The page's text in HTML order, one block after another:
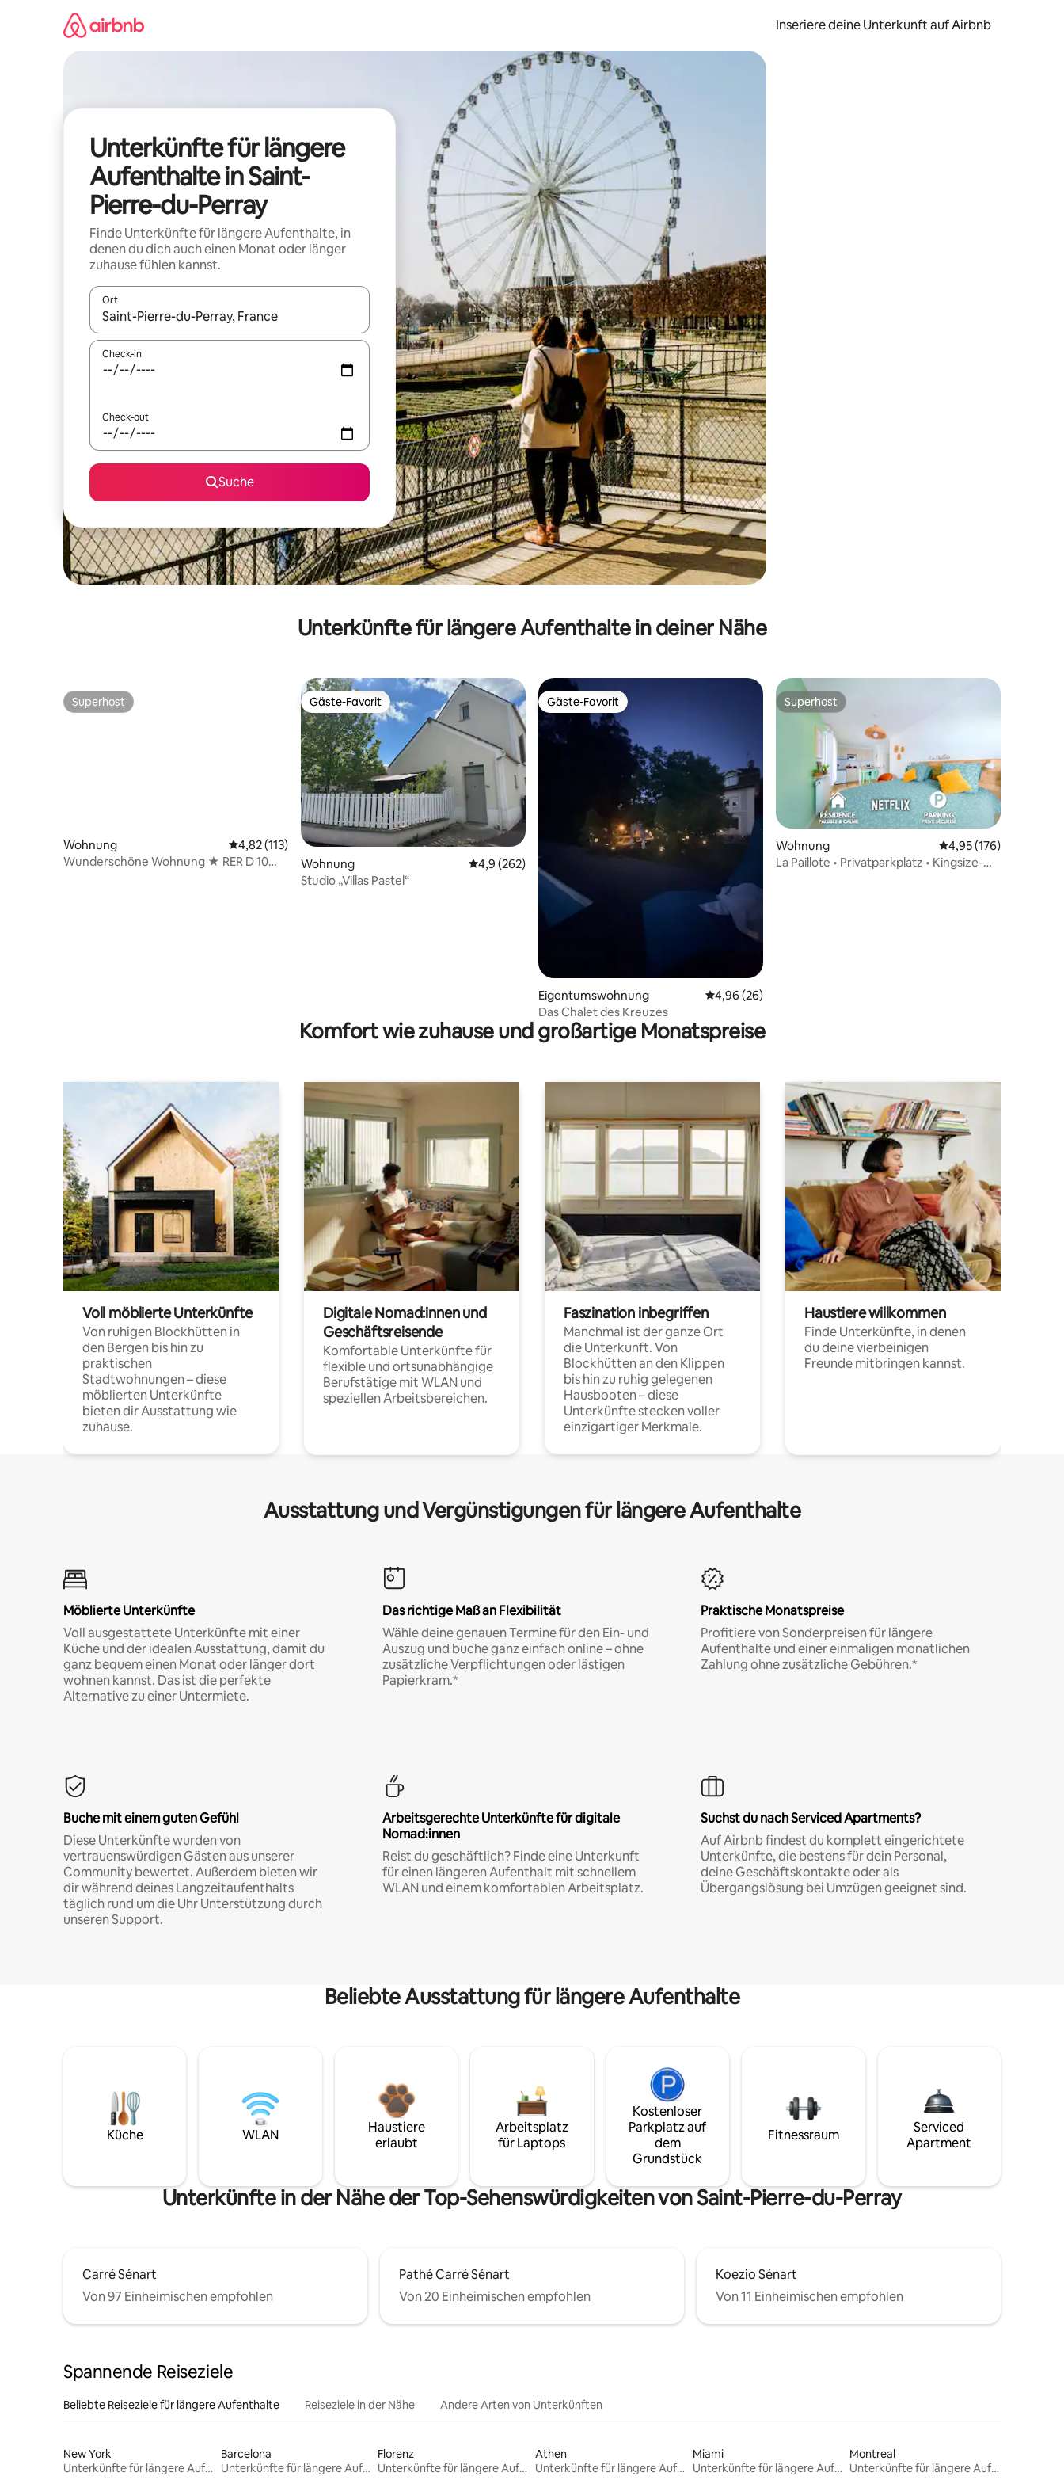
Inseriere deine Unterkunft auf Airbnb
Unterkünfte für längere
Aufenthalte in Saint-
Pierre-du-Perray
Finde Unterkünfte für längere Aufenthalte, in
denen du dich auch einen Monat oder länger
zuhause fühlen kannst.
Ort
Wenn Ergebnisse verfügbar sind, navigiere mit den Pfeiltasten nach oben und unten oder erkunde die Ergebnisse durch Berühren oder Wischgesten.
Check-in
Check-out
Suche
Unterkünfte für längere Aufenthalte in deiner Nähe
Superhost
Superhost
Wohnung Durchschnittliche Bewertung: 4,82 von 5, 113 Bewertungen
4,82 (113)
Wunderschöne Wohnung ★ RER D 10
Gäste-Favorit
Gäste-Favorit
Wohnung Durchschnittliche Bewertung: 4,9 von 5, 262 Bewertungen
4,9 (262)
Studio „Villas Pastel“
Gäste-Favorit
Gäste-Favorit
Eigentumswohnung Durchschnittliche Bewertung: 4,96 von 5, 26 Bewertungen
4,96 (26)
Das Chalet des Kreuzes
Superhost
Superhost
Wohnung Durchschnittliche
4,95 (176)
La Paillote • Privatparkplatz • Kingsize-
Komfort wie zuhause und großartige Monatspreise
Voll möblierte Unterkünfte
Von ruhigen Blockhütten in
den Bergen bis hin zu
praktischen
Stadtwohnungen – diese
möblierten Unterkünfte
bieten dir Ausstattung wie
zuhause.
Digitale Nomad:innen und
Geschäftsreisende
Komfortable Unterkünfte für
flexible und ortsunabhängige
Berufstätige mit WLAN und
speziellen Arbeitsbereichen.
Faszination inbegriffen
Manchmal ist der ganze Ort
die Unterkunft. Von
Blockhütten an den Klippen
bis hin zu ruhig gelegenen
Hausbooten – diese
Unterkünfte stecken voller
einzigartiger Merkmale.
Haustiere willkommen
Finde Unterkünfte, in denen
du deine vierbeinigen
Freunde mitbringen kannst.
Ausstattung und Vergünstigungen für längere Aufenthalte
Möblierte Unterkünfte
Voll ausgestattete Unterkünfte mit einer
Küche und der idealen Ausstattung, damit du
ganz bequem einen Monat oder länger dort
wohnen kannst. Das ist die perfekte
Alternative zu einer Untermiete.
Das richtige Maß an Flexibilität
Wähle deine genauen Termine für den Ein- und
Auszug und buche ganz einfach online – ohne
zusätzliche Verpflichtungen oder lästigen
Papierkram.*
Praktische Monatspreise
Profitiere von Sonderpreisen für längere
Aufenthalte und einer einmaligen monatlichen
Zahlung ohne zusätzliche Gebühren.*
Buche mit einem guten Gefühl
Diese Unterkünfte wurden von
vertrauenswürdigen Gästen aus unserer
Community bewertet. Außerdem bieten wir
dir während deines Langzeitaufenthalts
täglich rund um die Uhr Unterstützung durch
unseren Support.
Arbeitsgerechte Unterkünfte für digitale
Nomad:innen
Reist du geschäftlich? Finde eine Unterkunft
für einen längeren Aufenthalt mit schnellem
WLAN und einem komfortablen Arbeitsplatz.
Suchst du nach Serviced Apartments?
Auf Airbnb findest du komplett eingerichtete
Unterkünfte, die bestens für dein Personal,
deine Geschäftskontakte oder als
Übergangslösung bei Umzügen geeignet sind.
Beliebte Ausstattung für längere Aufenthalte
Küche WLAN
Haustiere
erlaubt
Arbeitsplatz
für Laptops
Kostenloser
Parkplatz auf
dem
Grundstück
Fitnessraum
Serviced
Apartment
Unterkünfte in der Nähe der Top-Sehenswürdigkeiten von Saint-Pierre-du-Perray
Carré Sénart
Von 97 Einheimischen empfohlen
Pathé Carré Sénart
Von 20 Einheimischen empfohlen
Koezio Sénart
Von 11 Einheimischen empfohlen
Spannende Reiseziele
Beliebte Reiseziele für längere Aufenthalte Reiseziele in der Nähe Andere Arten von Unterkünften
New York
Unterkünfte für längere Aufenthalte
Barcelona
Unterkünfte für längere Aufenthalte
Florenz
Unterkünfte für längere Aufenthalte
Athen
Unterkünfte für längere Aufenthalte
Miami
Unterkünfte für längere Aufenthalte
Montreal
Unterkünfte für längere Aufenthalte